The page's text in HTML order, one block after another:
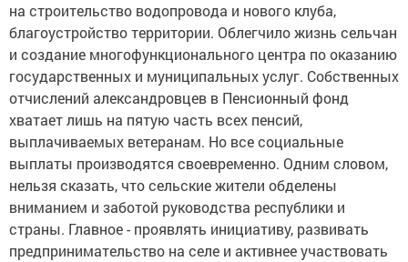
на строительство водопровода и нового клуба,
благоустройство территории. Облегчило жизнь сельчан
и создание многофункционального центра по оказанию
государственных и муниципальных услуг. Собственных
отчислений александровцев в Пенсионный фонд
хватает лишь на пятую часть всех пенсий,
выплачиваемых ветеранам. Но все социальные
выплаты производятся своевременно. Одним словом,
нельзя сказать, что сельские жители обделены
вниманием и заботой руководства республики и
страны. Главное - проявлять инициативу, развивать
предпринимательство на селе и активнее участвовать